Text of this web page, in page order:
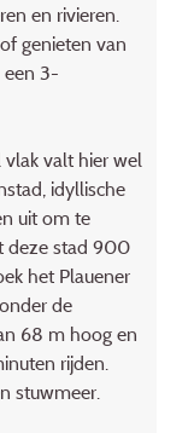
en rivieren.
genieten van
een 3-
valt hier wel
idyllische
uit om te
deze stad 900
het Plauener
de
68 m hoog en
rijden.
stuwmeer.